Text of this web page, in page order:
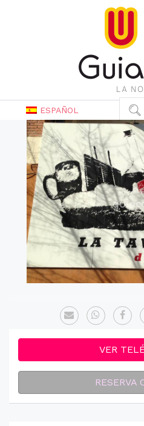
ESPAÑOL
VER
RESERVA